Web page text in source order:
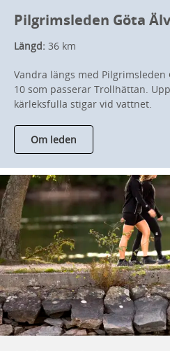
Pilgrimsleden Göta Älv
Längd: 36 km
Vandra längs med Pilgrimsleden
10 som passerar Trollhättan.
kärleksfulla stigar vid vattnet.
Om leden